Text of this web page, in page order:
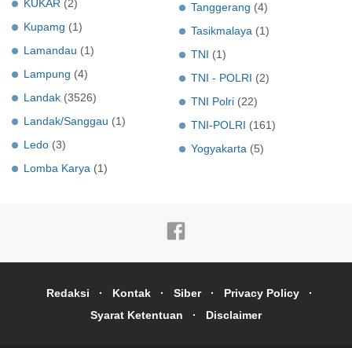
KUKAR (2)
Kupamg (1)
Lamandau (1)
Lampung (4)
Landak (3526)
Landak/Sanggau (1)
Ledo (3)
Lomba Karya (1)
Tanggerang (4)
Tasikmalaya (1)
TNI (1)
TNI - POLRI (2)
TNI Polri (22)
TNI-POLRI (161)
Yogyakarta (5)
Redaksi Kontak Siber
Privacy Policy
Syarat Ketentuan
Disclaimer